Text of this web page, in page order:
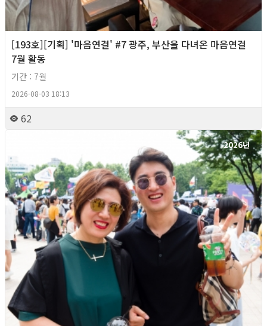
[193호][기획] '마음연결' #7 광주, 부산을 다녀온 마음연결
7월 활동
기간 : 7월
2026-08-03 18:13
62
2026년